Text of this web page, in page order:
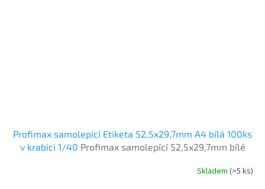
Profimax samolepící Etiketa 52,5x29,7mm A4 bílá 100ks
v krabici 1/40 Profimax samolepící 52,5x29,7mm bílé
Skladem (>5 ks)